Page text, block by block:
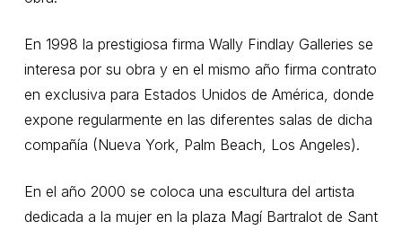
En 1998 la prestigiosa firma Wally Findlay Galleries se
interesa por su obra y en el mismo año firma contrato
en exclusiva para Estados Unidos de América, donde
expone regularmente en las diferentes salas de dicha
compañía (Nueva York, Palm Beach, Los Angeles).
En el año 2000 se coloca una escultura del artista
dedicada a la mujer en la plaza Magí Bartralot de Sant